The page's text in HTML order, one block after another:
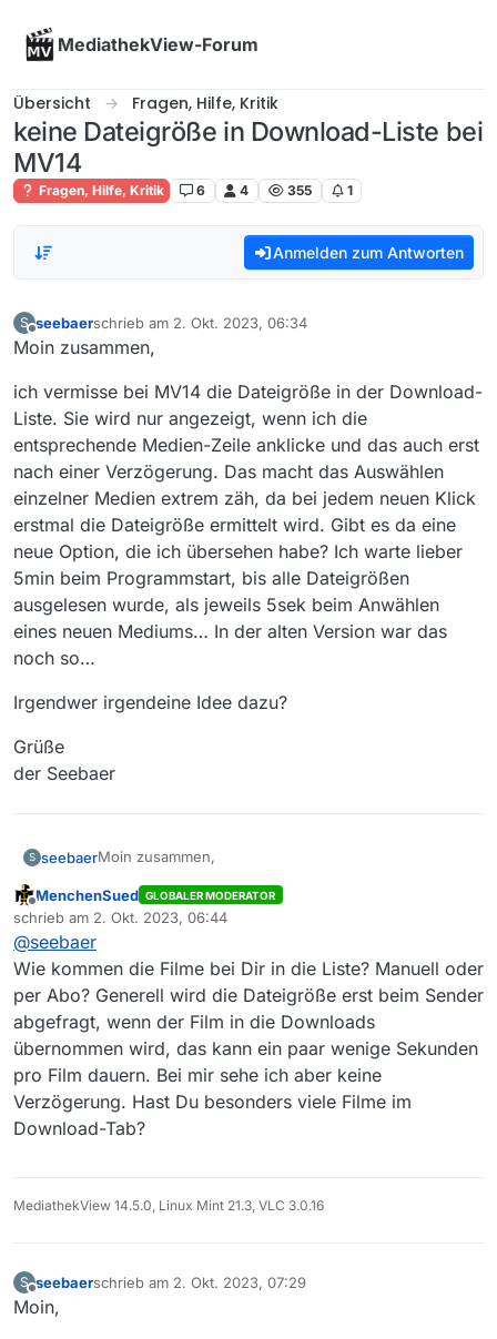
MediathekView-Forum
Übersicht Fragen, Hilfe, Kritik
keine Dateigröße in Download-Liste bei
MV14
Fragen, Hilfe, Kritik 6 4 355 1
Anmelden zum Antworten
S
Offline
seebaerschrieb am 2. Okt. 2023, 06:34
zuletzt editiert von
Moin zusammen,
ich vermisse bei MV14 die Dateigröße in der Download-
Liste. Sie wird nur angezeigt, wenn ich die
entsprechende Medien-Zeile anklicke und das auch erst
nach einer Verzögerung. Das macht das Auswählen
einzelner Medien extrem zäh, da bei jedem neuen Klick
erstmal die Dateigröße ermittelt wird. Gibt es da eine
neue Option, die ich übersehen habe? Ich warte lieber
5min beim Programmstart, bis alle Dateigrößen
ausgelesen wurde, als jeweils 5sek beim Anwählen
eines neuen Mediums… In der alten Version war das
noch so…
Irgendwer irgendeine Idee dazu?
Grüße
der Seebaer
S seebaerMoin zusammen,
ich vermisse bei MV14 die Dateigröße in der
Download-Liste. Sie wird nur angezeigt, wenn ich die
erst nach einer Verzögerung. Das macht das
jedem neuen Klick erstmal die Dateigröße ermittelt
wird. Gibt es da eine neue Option, die ich übersehen
habe? Ich warte lieber 5min beim Programmstart, bis
alle Dateigrößen ausgelesen wurde, als jeweils 5sek
Version war das noch so…
Grüße
der Seebaer
Offline
MenchenSued GLOBALER MODERATOR
schrieb am 2. Okt. 2023, 06:44
zuletzt editiert von
@seebaer
Wie kommen die Filme bei Dir in die Liste? Manuell oder
per Abo? Generell wird die Dateigröße erst beim Sender
abgefragt, wenn der Film in die Downloads
übernommen wird, das kann ein paar wenige Sekunden
pro Film dauern. Bei mir sehe ich aber keine
Verzögerung. Hast Du besonders viele Filme im
Download-Tab?
MediathekView 14.5.0, Linux Mint 21.3, VLC 3.0.16
S
Offline
seebaerschrieb am 2. Okt. 2023, 07:29
zuletzt editiert von
Moin,